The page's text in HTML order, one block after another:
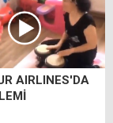
AIRLINES'DA